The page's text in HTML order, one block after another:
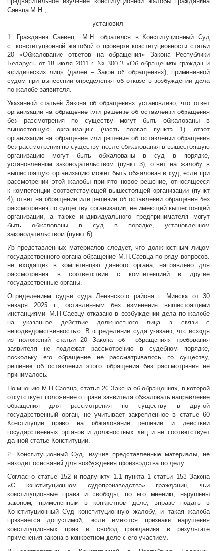
Саевца М.Н.,
установил:
1. Гражданин Саевец М.Н. обратился в Конституционный Суд
с конституционной жалобой о проверке конституционности статьи
20 «Обжалование ответов на обращения» Закона Республики
Беларусь от 18 июля 2011 г. № 300-З «Об обращениях граждан и
юридических лиц» (далее – Закон об обращениях), примененной
судом при вынесении определения об отказе в возбуждении дела
по жалобе заявителя.
Указанной статьей Закона об обращениях установлено, что ответ
организации на обращение или решение об оставлении обращения
без рассмотрения по существу могут быть обжалованы в
вышестоящую организацию (часть первая пункта 1); ответ
организации на обращение или решение об оставлении обращения
без рассмотрения по существу после обжалования в вышестоящую
организацию могут быть обжалованы в суд в порядке,
установленном законодательством (пункт 3); ответ на жалобу в
вышестоящую организацию может быть обжалован в суд, если при
рассмотрении этой жалобы принято новое решение, относящееся
к компетенции соответствующей вышестоящей организации (пункт
4); ответ на обращение или решение об оставлении обращения без
рассмотрения по существу организации, не имеющей вышестоящей
организации, а также индивидуального предпринимателя могут
быть обжалованы в суд в порядке, установленном
законодательством (пункт 6).
Из представленных материалов следует, что должностным лицом
государственного органа обращение М.Н.Саевца по ряду вопросов,
не входящих в компетенцию данного органа, направлено для
рассмотрения в соответствии с компетенцией в другие
государственные органы.
Определением судьи суда Ленинского района г. Минска от 30
января 2025 г., оставленным без изменения вышестоящими
инстанциями, М.Н.Саевцу отказано в возбуждении дела по жалобе
на указанное действие должностного лица в связи с
неподведомственностью. В определении суда указано, что исходя
из положений статьи 20 Закона об обращениях требования
заявителя не подлежат рассмотрению в судебном порядке,
поскольку его обращение не рассматривалось по существу,
решение об оставлении этого обращения без рассмотрения не
принималось.
По мнению М.Н.Саевца, статья 20 Закона об обращениях, в которой
отсутствует положение о праве заявителя обжаловать направление
обращения для рассмотрения по существу в другой
государственный орган, не учитывает закрепленное в статье 60
Конституции право на обжалование решений и действий
государственных органов и должностных лиц и не соответствует
данной статье Конституции.
2. Конституционный Суд, изучив представленные материалы, не
находит оснований для возбуждения производства по делу.
Согласно статье 152 и подпункту 1.1 пункта 1 статьи 153 Закона
«О конституционном судопроизводстве» гражданин, чьи
конституционные права и свободы, по его мнению, нарушены
законом, примененным в конкретном деле, вправе подать в
Конституционный Суд конституционную жалобу, и такая жалоба
признается допустимой, если имеются признаки нарушения
конституционных прав и свобод гражданина в результате
применения закона в конкретном деле с его участием.